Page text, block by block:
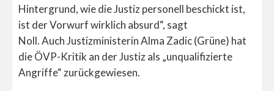
Hintergrund, wie die Justiz personell beschickt ist,
ist der Vorwurf wirklich absurd“, sagt
Noll. Auch Justizministerin Alma Zadic (Grüne) hat
die ÖVP-Kritik an der Justiz als „unqualifizierte
Angriffe“ zurückgewiesen.